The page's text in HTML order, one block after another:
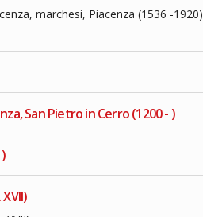
marchesi, Piacenza (1536 -1920)
San Pietro in Cerro (1200 - )